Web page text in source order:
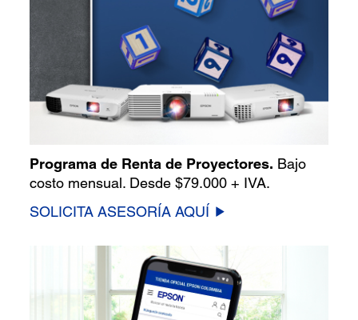
Programa de Renta de Proyectores. Bajo
costo mensual. Desde $79.000 + IVA.
SOLICITA ASESORÍA AQUÍ